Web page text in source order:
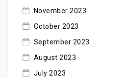
November 2023
October 2023
September 2023
August 2023
July 2023